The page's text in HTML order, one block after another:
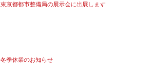
東京都都市整備局の展示会に出展します
冬季休業のお知らせ